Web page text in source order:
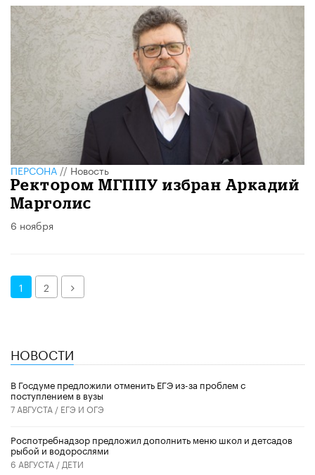
ПЕРСОНА//Новость
Ректором МГППУ избран Аркадий
Марголис
6 ноября
1 2 Далее
НОВОСТИ
В Госдуме предложили отменить ЕГЭ из-за проблем с
поступлением в вузы
7 АВГУСТА / ЕГЭ И ОГЭ
Роспотребнадзор предложил дополнить меню школ и детсадов
рыбой и водорослями
6 АВГУСТА / ДЕТИ